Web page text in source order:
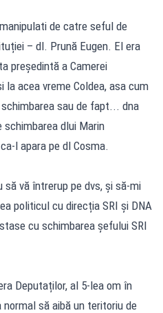
de catre seful de
– dl. Prună Eugen. El era
președintă a Camerei
acea vreme Coldea, asa cum
sau de fapt... dna
dlui Marin
l apara pe dl Cosma.
să vă întrerup pe dvs, și să-mi
politicul cu direcția SRI și DNA
cu schimbarea șefului SRI
Deputaților, al 5-lea om în
să aibă un teritoriu de